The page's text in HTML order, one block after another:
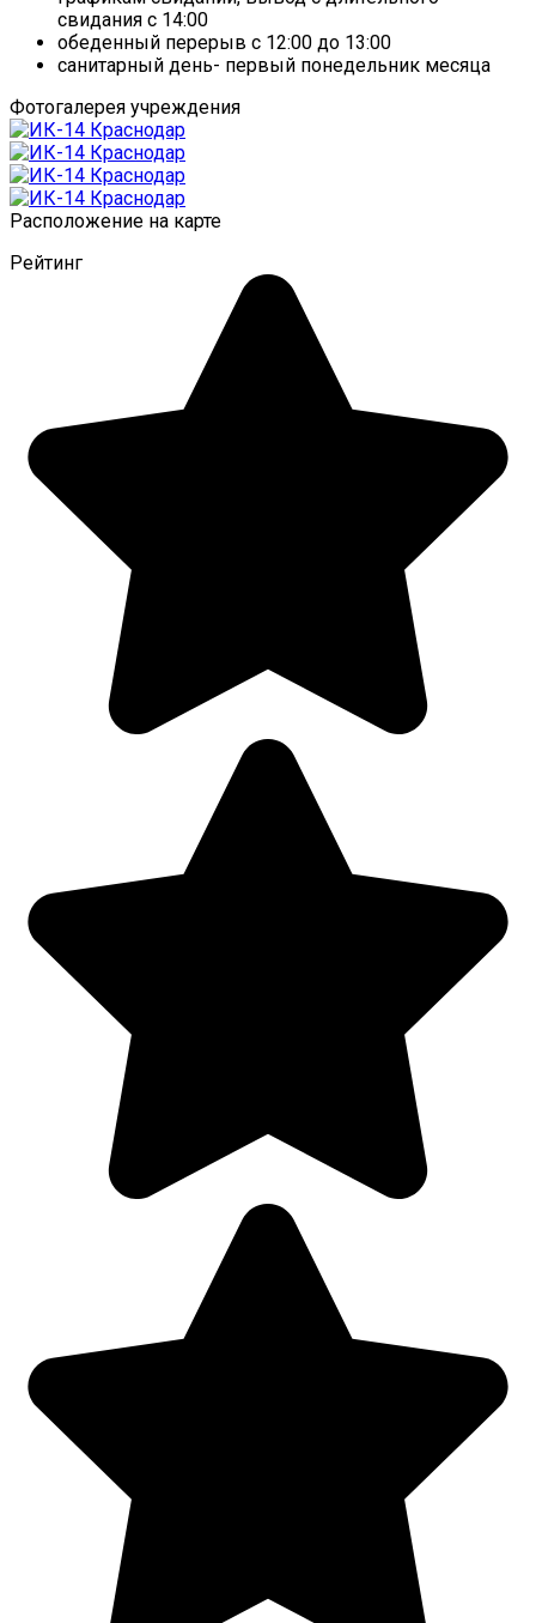
свидания с 14:00
обеденный перерыв с 12:00 до 13:00
санитарный день- первый понедельник месяца
Фотогалерея учреждения
Расположение на карте
Рейтинг